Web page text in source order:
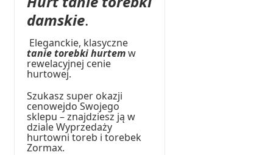
damskie.
Eleganckie, klasyczne
tanie torebki hurtemw
rewelacyjnej cenie
hurtowej.
Szukasz super okazji
cenowejdo Swojego
sklepu – znajdziesz ją w
dziale Wyprzedaży
hurtowni toreb i torebek
Zormax.